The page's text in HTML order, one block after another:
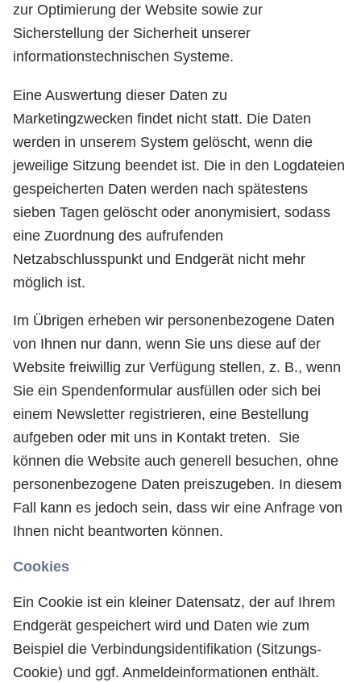
zur Optimierung der Website sowie zur
Sicherstellung der Sicherheit unserer
informationstechnischen Systeme.
Eine Auswertung dieser Daten zu
Marketingzwecken findet nicht statt. Die Daten
werden in unserem System gelöscht, wenn die
jeweilige Sitzung beendet ist. Die in den Logdateien
gespeicherten Daten werden nach spätestens
sieben Tagen gelöscht oder anonymisiert, sodass
eine Zuordnung des aufrufenden
Netzabschlusspunkt und Endgerät nicht mehr
möglich ist.
Im Übrigen erheben wir personenbezogene Daten
von Ihnen nur dann, wenn Sie uns diese auf der
Website freiwillig zur Verfügung stellen, z. B., wenn
Sie ein Spendenformular ausfüllen oder sich bei
einem Newsletter registrieren, eine Bestellung
aufgeben oder mit uns in Kontakt treten. Sie
können die Website auch generell besuchen, ohne
personenbezogene Daten preiszugeben. In diesem
Fall kann es jedoch sein, dass wir eine Anfrage von
Ihnen nicht beantworten können.
Cookies
Ein Cookie ist ein kleiner Datensatz, der auf Ihrem
Endgerät gespeichert wird und Daten wie zum
Beispiel die Verbindungsidentifikation (Sitzungs-
Cookie) und ggf. Anmeldeinformationen enthält.